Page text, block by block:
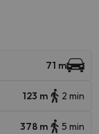
71 m
123 m 2 min
378 m 5 min